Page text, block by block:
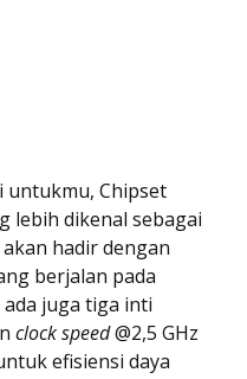
untukmu, Chipset
lebih dikenal sebagai
hadir dengan
berjalan pada
ada juga tiga inti
clock speed@2,5 GHz
efisiensi daya